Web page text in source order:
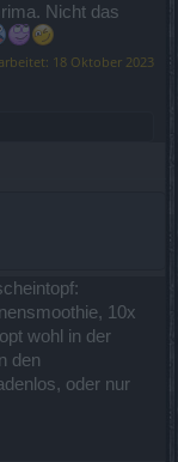
Nicht das
18 Oktober 2023
10x
wohl in der
den
oder nur